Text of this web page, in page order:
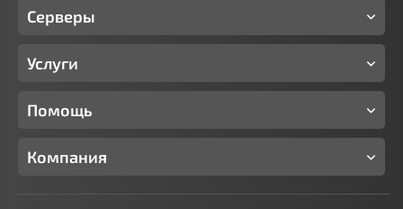
Серверы
Услуги
Помощь
Компания